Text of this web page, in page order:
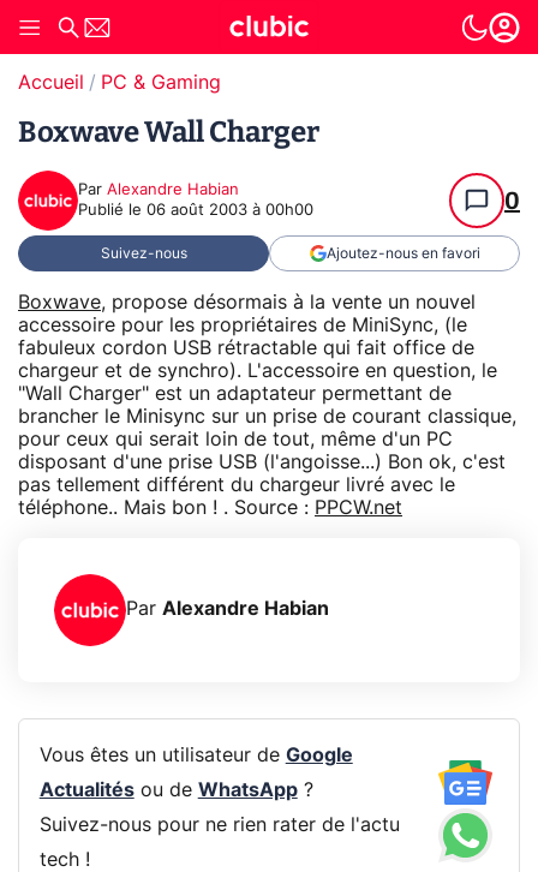
Accueil PC & Gaming
Boxwave Wall Charger
Par Alexandre Habian
Publié le 06 août 2003 à 00h00 0
Suivez-nous Ajoutez-nous en favori
Boxwave, propose désormais à la vente un nouvel
accessoire pour les propriétaires de MiniSync, (le
fabuleux cordon USB rétractable qui fait office de
chargeur et de synchro). L'accessoire en question, le
"Wall Charger" est un adaptateur permettant de
brancher le Minisync sur un prise de courant classique,
pour ceux qui serait loin de tout, même d'un PC
disposant d'une prise USB (l'angoisse...) Bon ok, c'est
pas tellement différent du chargeur livré avec le
téléphone.. Mais bon ! . Source : PPCW.net
Par Alexandre Habian
Vous êtes un utilisateur de Google
Actualitésou de WhatsApp?
Suivez-nous pour ne rien rater de l'actu
tech !